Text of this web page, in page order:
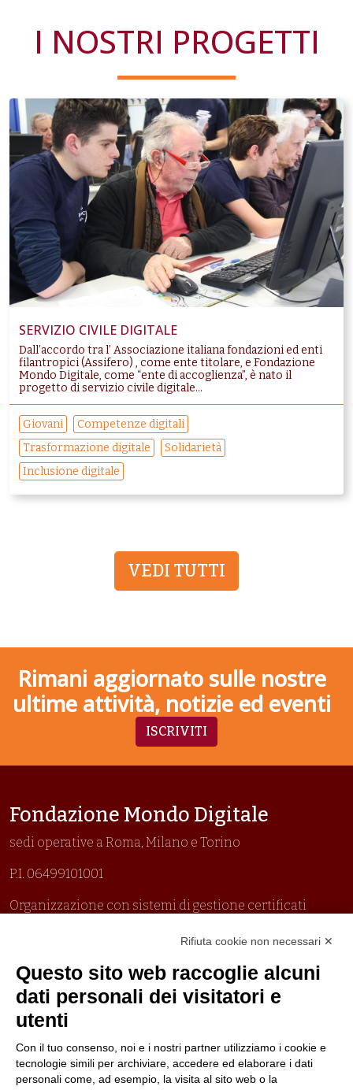
I NOSTRI PROGETTI
SERVIZIO CIVILE DIGITALE
Dall’accordo tra l’ Associazione italiana fondazioni ed enti
filantropici (Assifero) , come ente titolare, e Fondazione
Mondo Digitale, come “ente di accoglienza”, è nato il
progetto di servizio civile digitale...
Giovani
Competenze digitali
Trasformazione digitale
Solidarietà
Inclusione digitale
VEDI TUTTI
Rimani aggiornato sulle nostre
ultime attività, notizie ed eventi
ISCRIVITI
Fondazione Mondo Digitale
sedi operative a Roma, Milano e Torino
P.I. 06499101001
Organizzazione con sistemi di gestione certificati
Politica per la parità di genere
Politica antibullismo
Rifiuta cookie non necessari ✕
Questo sito web raccoglie alcuni
dati personali dei visitatori e
utenti
Con il tuo consenso, noi e i nostri partner utilizziamo i cookie e
tecnologie simili per archiviare, accedere ed elaborare i dati
personali come, ad esempio, la visita al sito web o la